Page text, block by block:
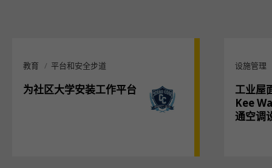
教育 平台和安全步道
为社区大学安装工作平台
设施管理
工业屋
Kee
通空调